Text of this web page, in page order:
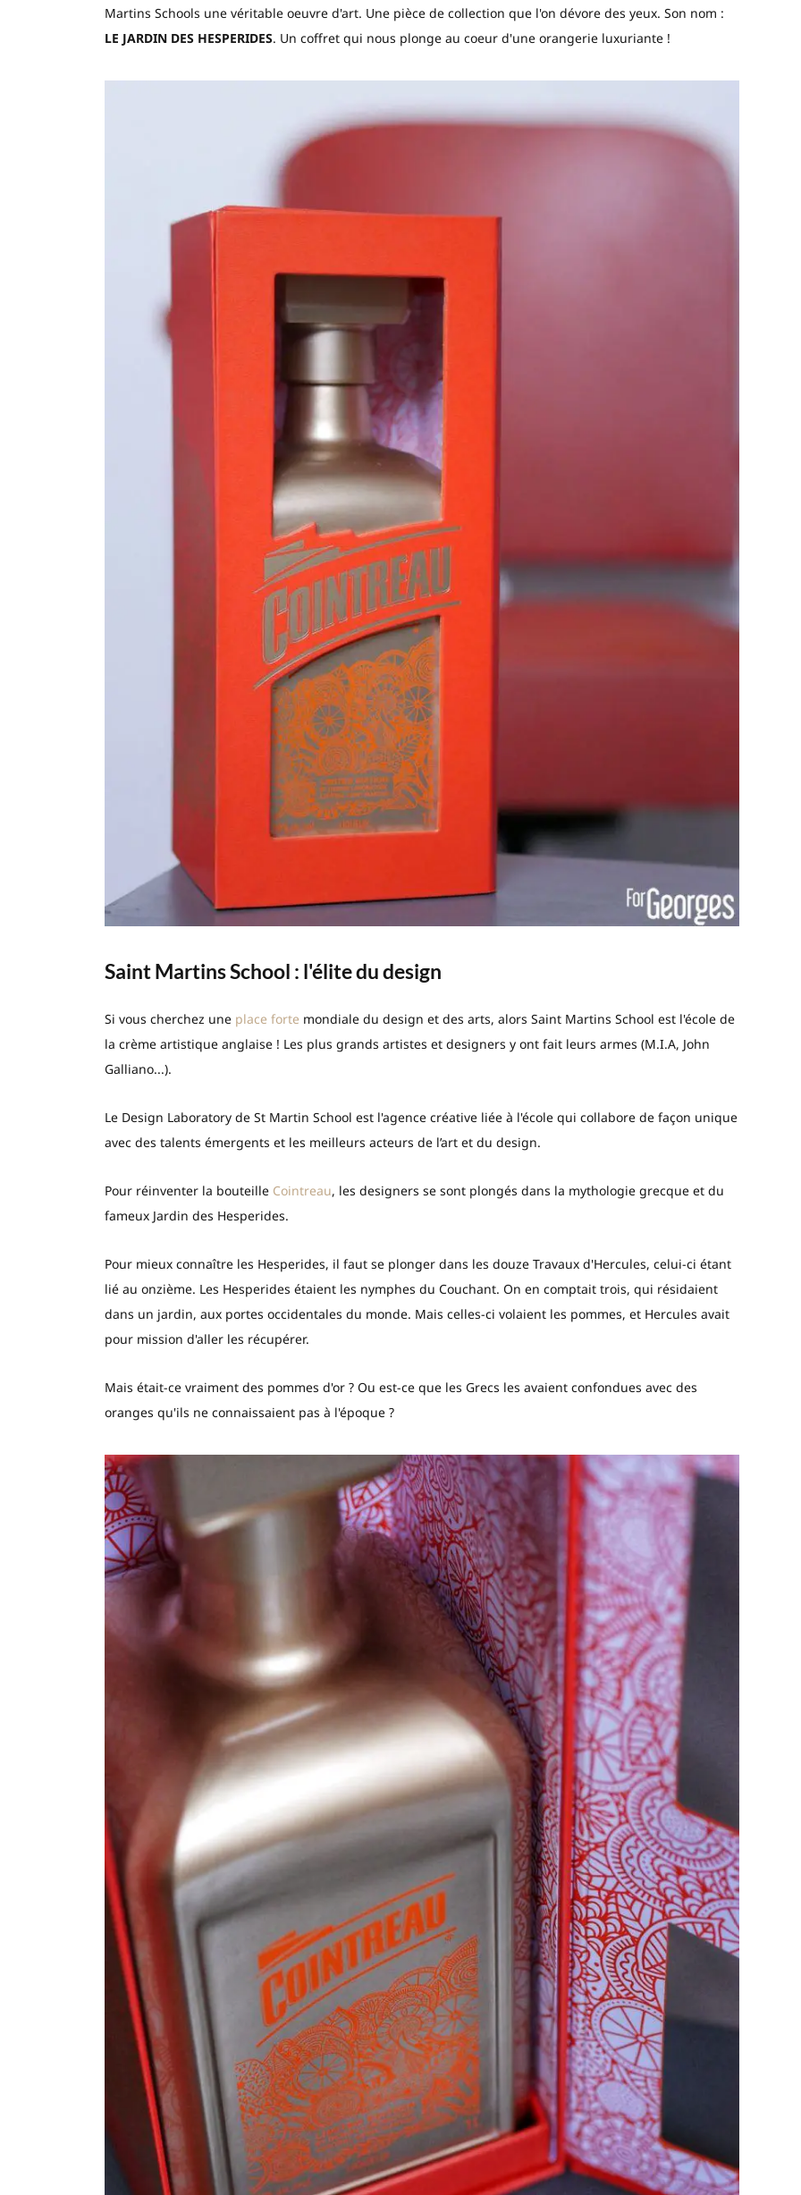
Martins Schools une véritable oeuvre d'art. Une pièce de collection que l'on dévore des yeux. Son nom :
LE JARDIN DES HESPERIDES. Un coffret qui nous plonge au coeur d'une orangerie luxuriante !
Saint Martins School : l'élite du design
Si vous cherchez une place forte mondiale du design et des arts, alors Saint Martins School est l'école de
la crème artistique anglaise ! Les plus grands artistes et designers y ont fait leurs armes (M.I.A, John
Galliano...).
Le Design Laboratory de St Martin School est l'agence créative liée à l'école qui collabore de façon unique
avec des talents émergents et les meilleurs acteurs de l’art et du design.
Pour réinventer la bouteille Cointreau, les designers se sont plongés dans la mythologie grecque et du
fameux Jardin des Hesperides.
Pour mieux connaître les Hesperides, il faut se plonger dans les douze Travaux d'Hercules, celui-ci étant
lié au onzième. Les Hesperides étaient les nymphes du Couchant. On en comptait trois, qui résidaient
dans un jardin, aux portes occidentales du monde. Mais celles-ci volaient les pommes, et Hercules avait
pour mission d'aller les récupérer.
Mais était-ce vraiment des pommes d'or ? Ou est-ce que les Grecs les avaient confondues avec des
oranges qu'ils ne connaissaient pas à l'époque ?